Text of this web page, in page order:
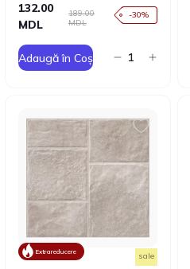
189.00
MDL
132.00
MDL
-30%
Adaugă în Coș
Extrareducere sale